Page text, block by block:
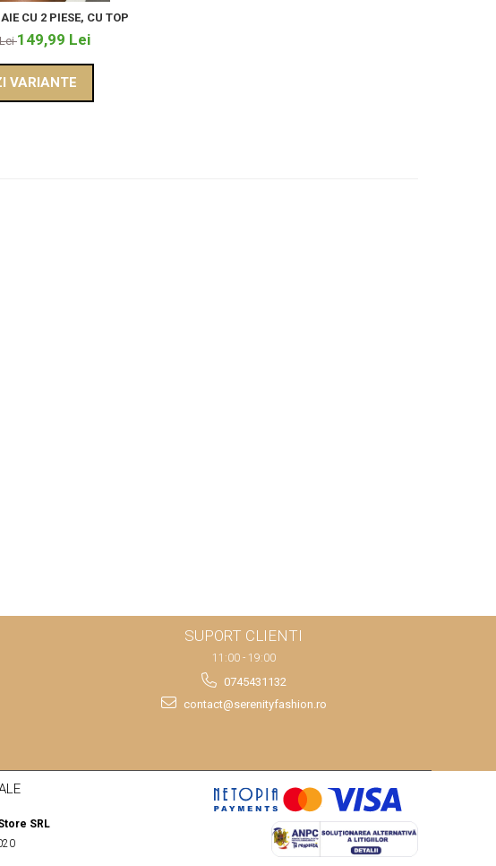
CU 2 PIESE, CU TOP
149,99 Lei
VARIANTE
SUPORT CLIENTI
11:00 - 19:00
0745431132
contact@serenityfashion.ro
SRL